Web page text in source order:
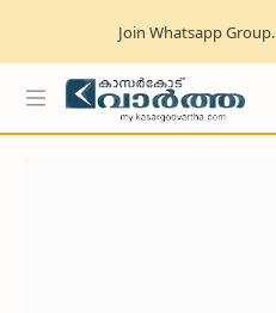
Join Whatsapp Group.